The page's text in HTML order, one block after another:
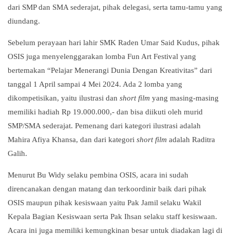
dari SMP dan SMA sederajat, pihak delegasi, serta tamu-tamu yang
diundang.
Sebelum perayaan hari lahir SMK Raden Umar Said Kudus, pihak
OSIS juga menyelenggarakan lomba Fun Art Festival yang
bertemakan “Pelajar Menerangi Dunia Dengan Kreativitas” dari
tanggal 1 April sampai 4 Mei 2024. Ada 2 lomba yang
dikompetisikan, yaitu ilustrasi dan short film yang masing-masing
memiliki hadiah Rp 19.000.000,- dan bisa diikuti oleh murid
SMP/SMA sederajat. Pemenang dari kategori ilustrasi adalah
Mahira Afiya Khansa, dan dari kategori short film adalah Raditra
Galih.
Menurut Bu Widy selaku pembina OSIS, acara ini sudah
direncanakan dengan matang dan terkoordinir baik dari pihak
OSIS maupun pihak kesiswaan yaitu Pak Jamil selaku Wakil
Kepala Bagian Kesiswaan serta Pak Ihsan selaku staff kesiswaan.
Acara ini juga memiliki kemungkinan besar untuk diadakan lagi di